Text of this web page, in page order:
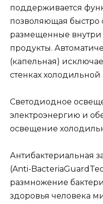
поддерживается
позволяющая быстро
размещенные
продукты.
(капельная)
стенках
Светодиодное
электроэнергию и
освещение
Антибактериальная
(Anti-
размножение
здоровья человека